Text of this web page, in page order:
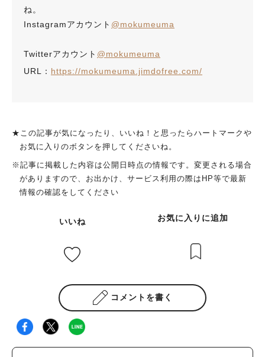
ね。
Instagramアカウント @mokumeuma
Twitterアカウント @mokumeuma
URL： https://mokumeuma.jimdofree.com/
★この記事が気になったり、いいね！と思ったらハートマークや
お気に入りのボタンを押してくださいね。
※記事に掲載した内容は公開日時点の情報です。変更される場合
がありますので、お出かけ、サービス利用の際はHP等で最新
情報の確認をしてください
いいね お気に入りに追加
コメントを書く